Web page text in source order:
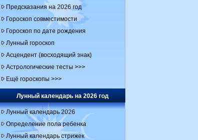
Предсказания на 2026 год
Гороскоп совместимости
Гороскоп по дате рождения
Лунный гороскоп
Асцендент (восходящий знак)
Астрологические тесты >>>
Ещё гороскопы >>>
Лунный календарь на 2026 год
Лунный календарь 2026
Определение пола ребенка
Лунный календарь стрижек